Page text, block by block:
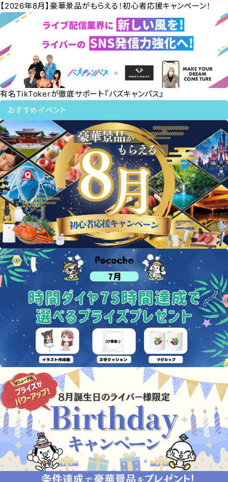
【2026年8月】豪華景品がもらえる！初心者応援キャンペーン！
有名TikTokerが徹底サポート『バズキャンパス』
おすすめイベント